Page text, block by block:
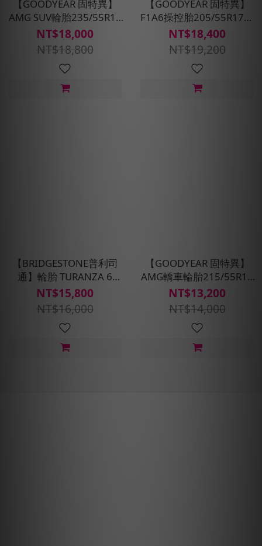
【GOODYEAR 固特異】
AMG SUV輪胎235/55R17
四入組(濕抓/耐用雙重保
護)含安裝定位平衡
NT$18,000
NT$18,800
【GOODYEAR 固特異】
F1A6操控胎205/55R17四
入組(超高性能操控胎)含安
裝定位平衡
NT$18,400
NT$19,200
【BRIDGESTONE普利司
通】輪胎 TURANZA 6
-215/55R17_四入組(含安
裝定位平衡)
NT$15,800
NT$16,000
【GOODYEAR 固特異】
AMG轎車輪胎215/55R17
四入組(濕抓耐用雙重保護)
含安裝定位平衡
NT$13,200
NT$14,000